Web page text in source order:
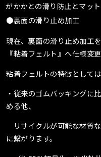
がかかとの滑り防止とマッ
●裏面の滑り止め加工
現在、裏面の滑り止め加工
『粘着フェルト』へ仕様変
粘着フェルトの特徴としては
・従来のゴムバッキング
める他、
リサイクルが可能な材質
に繋がります。